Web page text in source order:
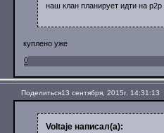
наш клан планирует идти на
куплено уже
0
Поделиться13 сентября, 2015г. 14:31:13
Voltaje написал(а):